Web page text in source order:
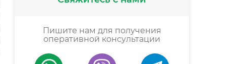
Пишите нам для получения
оперативной консультации